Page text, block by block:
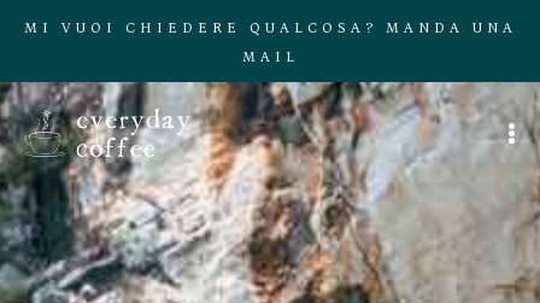
MI VUOI CHIEDERE QUALCOSA? MANDA UNA
MAIL